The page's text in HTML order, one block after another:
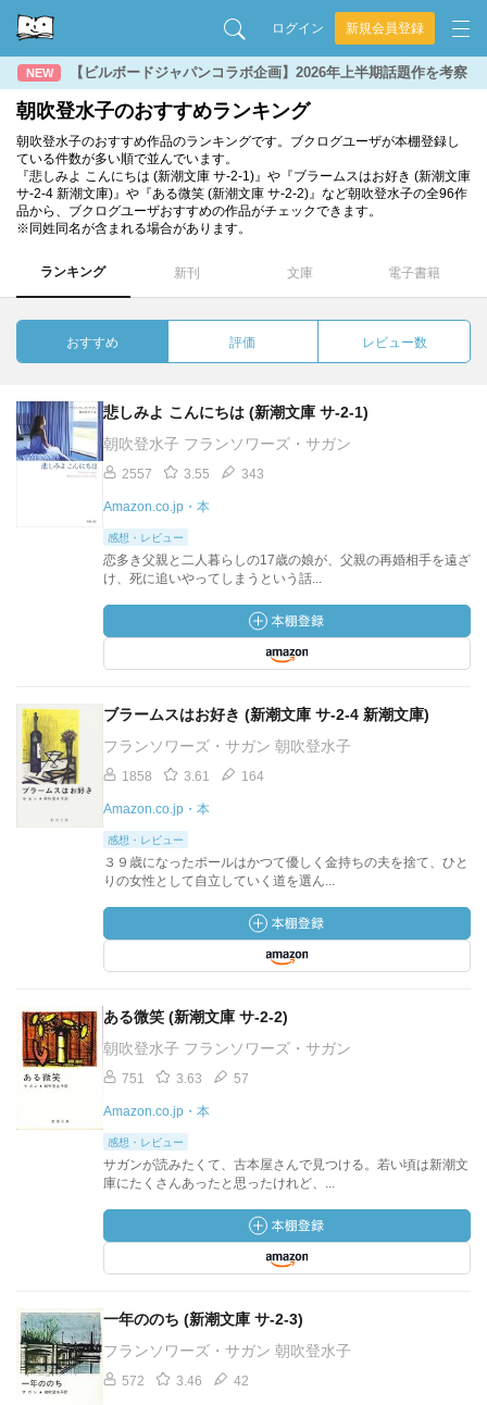
ログイン 新規会員登録
NEW 【ビルボードジャパンコラボ企画】2026年上半期話題作を考察
朝吹登水子のおすすめランキング
朝吹登水子のおすすめ作品のランキングです。ブクログユーザが本棚登録し
ている件数が多い順で並んでいます。
『悲しみよ こんにちは (新潮文庫 サ-2-1)』や『ブラームスはお好き (新潮文庫
サ-2-4 新潮文庫)』や『ある微笑 (新潮文庫 サ-2-2)』など朝吹登水子の全96作
品から、ブクログユーザおすすめの作品がチェックできます。
※同姓同名が含まれる場合があります。
ランキング 新刊 文庫 電子書籍
おすすめ 評価 レビュー数
悲しみよ こんにちは (新潮文庫 サ-2-1)
朝吹登水子 フランソワーズ・サガン
2557 3.55 343
Amazon.co.jp・本
感想・レビュー
恋多き父親と二人暮らしの17歳の娘が、父親の再婚相手を遠ざ
け、死に追いやってしまうという話...
ブラームスはお好き (新潮文庫 サ-2-4 新潮文庫)
フランソワーズ・サガン 朝吹登水子
1858 3.61 164
Amazon.co.jp・本
感想・レビュー
３９歳になったポールはかつて優しく金持ちの夫を捨て、ひと
りの女性として自立していく道を選ん...
ある微笑 (新潮文庫 サ-2-2)
朝吹登水子 フランソワーズ・サガン
751 3.63 57
Amazon.co.jp・本
感想・レビュー
サガンが読みたくて、古本屋さんで見つける。若い頃は新潮文
庫にたくさんあったと思ったけれど、...
一年ののち (新潮文庫 サ-2-3)
フランソワーズ・サガン 朝吹登水子
572 3.46 42